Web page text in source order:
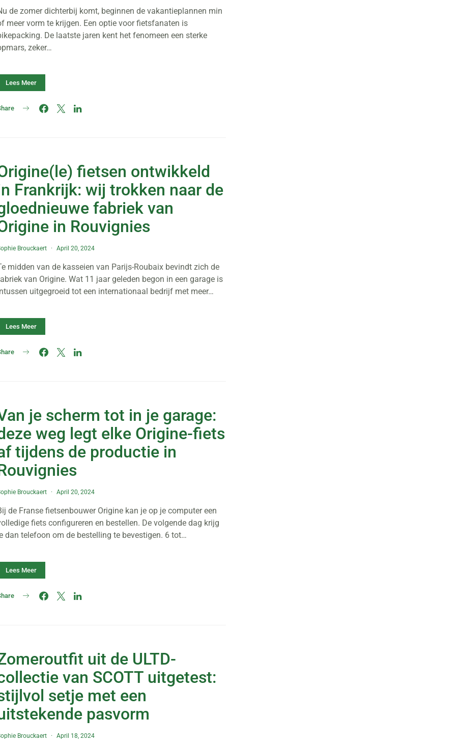
de zomer dichterbij komt, beginnen de vakantieplannen min
meer vorm te krijgen. Een optie voor fietsfanaten is
De laatste jaren kent het fenomeen een sterke
zeker…
Lees Meer
fietsen ontwikkeld
Frankrijk: wij trokken naar de
fabriek van
in Rouvignies
Brouckaert April 20, 2024
midden van de kasseien van Parijs-Roubaix bevindt zich de
van Origine. Wat 11 jaar geleden begon in een garage is
uitgegroeid tot een internationaal bedrijf met meer…
Lees Meer
je scherm tot in je garage:
weg legt elke Origine-fiets
tijdens de productie in
Brouckaert April 20, 2024
de Franse fietsenbouwer Origine kan je op je computer een
fiets configureren en bestellen. De volgende dag krijg
dan telefoon om de bestelling te bevestigen. 6 tot…
Lees Meer
uit de ULTD-
van SCOTT uitgetest:
setje met een
pasvorm
Brouckaert April 18, 2024